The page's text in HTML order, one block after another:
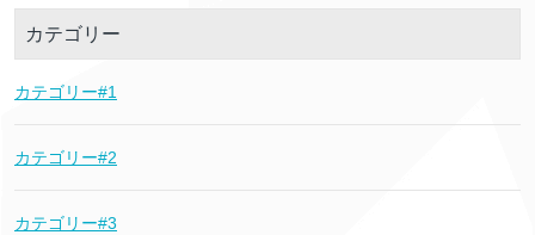
カテゴリー
カテゴリー#1
カテゴリー#2
カテゴリー#3